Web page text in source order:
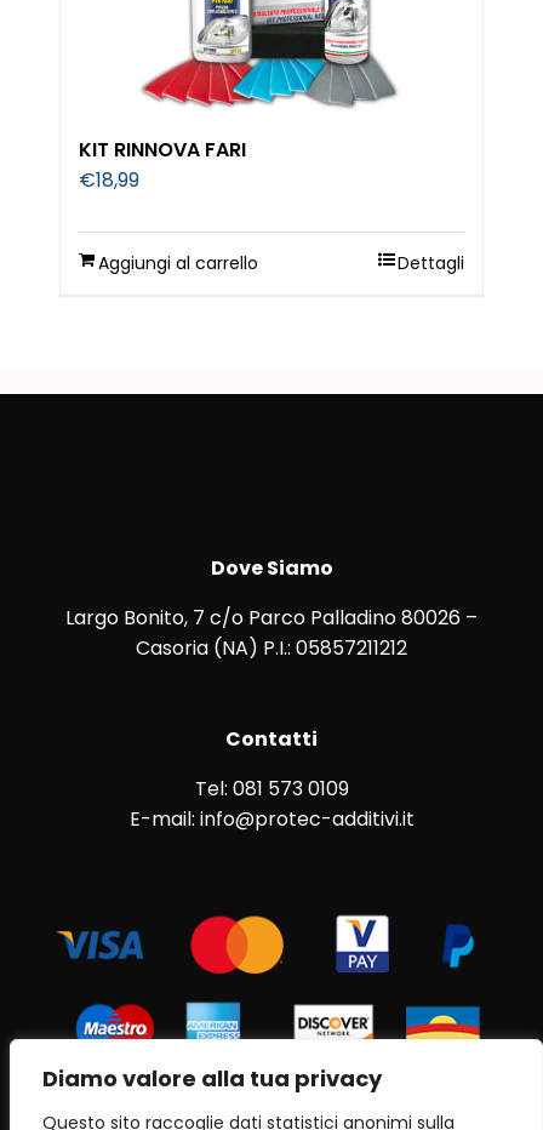
Diamo valore alla tua privacy
Questo sito raccoglie dati statistici anonimi sulla
KIT RINNOVA FARI
€18,99
Aggiungi al carrello Dettagli
Dove Siamo
Largo Bonito, 7 c/o Parco Palladino 80026 –
Casoria (NA) P.I.: 05857211212
Contatti
Tel: 081 573 0109
E-mail: info@protec-additivi.it